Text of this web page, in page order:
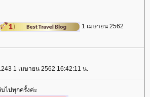
1 เมษายน 2562
1 เมษายน 2562 16:42:11 น.
ไปทุกครั้งค่ะ